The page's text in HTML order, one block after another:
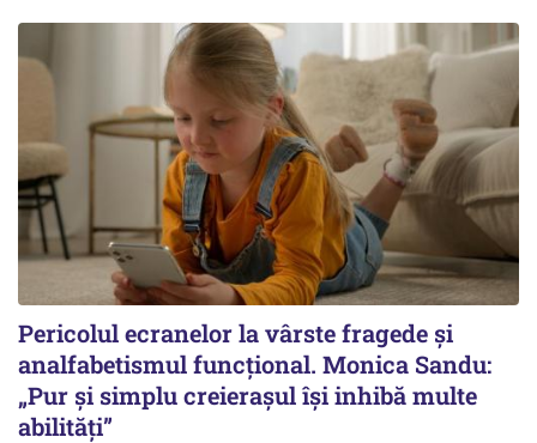
Pericolul ecranelor la vârste fragede și
analfabetismul funcțional. Monica Sandu:
„Pur și simplu creierașul își inhibă multe
abilități”